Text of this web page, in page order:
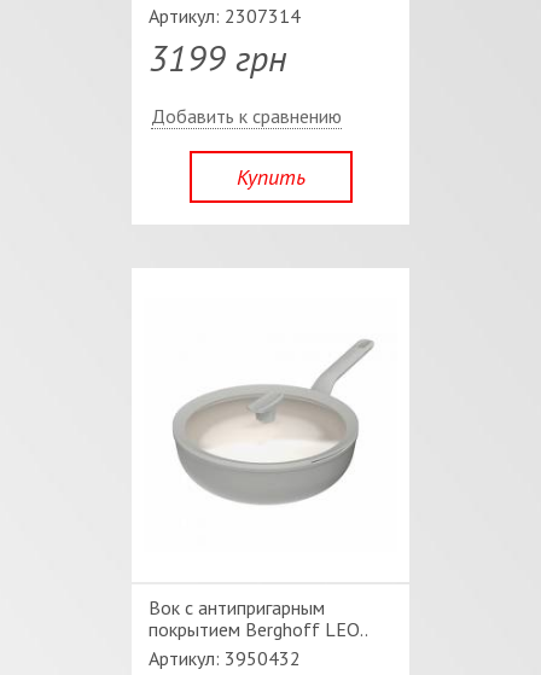
Артикул: 2307314
3199 грн
Добавить к сравнению
Купить
Вок c антипригарным
покрытием Berghoff LEO..
Артикул: 3950432